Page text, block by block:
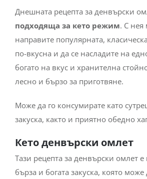
Днешната рецепта за денвърски
подходяща за кето режим. С нея
направите популярната,
по-вкусна и да се насладите на
богато на вкус и хранителна
лесно и бързо за приготвяне.
Може да го консумирате като
закуска, както и приятно обедно
Кето денвърски омлет
Тази рецепта за денвърски омлет
бърза и богата закуска, която